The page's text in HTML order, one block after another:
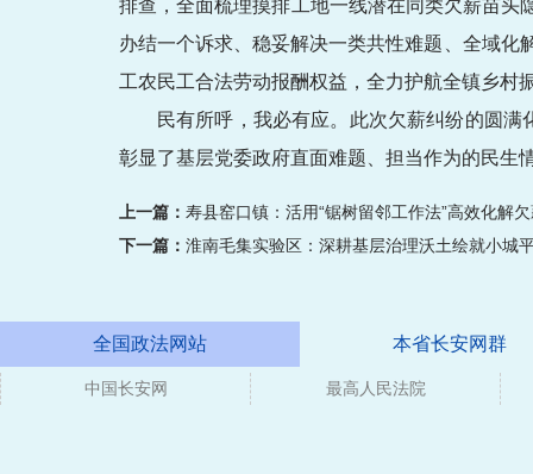
排查，全面梳理摸排工地一线潜在同类欠薪苗
办结一个诉求、稳妥解决一类共性难题、全域
工农民工合法劳动报酬权益，全力护航全镇乡村
民有所呼，我必有应。此次欠薪纠纷的圆
彰显了基层党委政府直面难题、担当作为的民生
上一篇： 寿县窑口镇：活用“锯树留邻工作法”高效化解
下一篇： 淮南毛集实验区：深耕基层治理沃土绘就小城
全国政法网站 本省长安网群
中国长安网 最高人民法院